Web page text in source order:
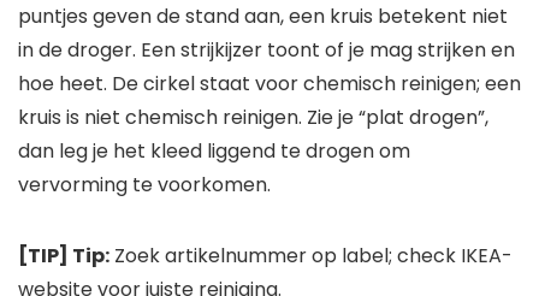
puntjes geven de stand aan, een kruis betekent niet
in de droger. Een strijkijzer toont of je mag strijken en
hoe heet. De cirkel staat voor chemisch reinigen; een
kruis is niet chemisch reinigen. Zie je “plat drogen”,
dan leg je het kleed liggend te drogen om
vervorming te voorkomen.
[TIP] Tip: Zoek artikelnummer op label; check IKEA-
website voor juiste reiniging.